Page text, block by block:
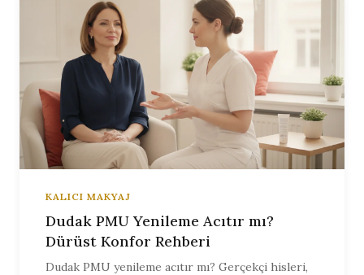
KALICI MAKYAJ
Dudak PMU Yenileme Acıtır mı?
Dürüst Konfor Rehberi
Dudak PMU yenileme acıtır mı? Gerçekçi hisleri,